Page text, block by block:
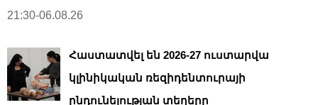
21:30-06.08.26
Հաստատվել են 2026-27 ուստարվա
կլինիկական ռեզիդենտուրայի
ընդունելության տեղերը